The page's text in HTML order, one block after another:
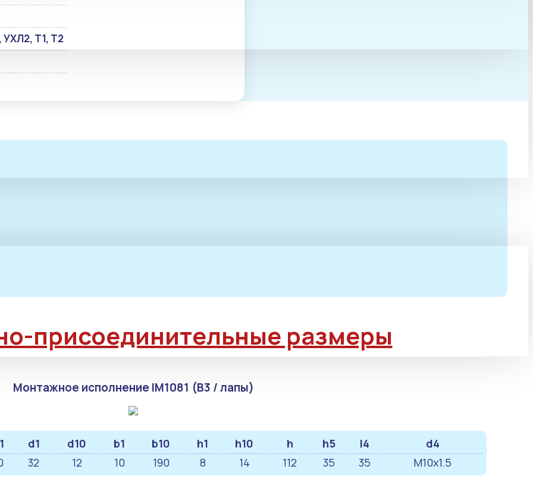
УХЛ2, Т1, Т2
присоединительные размеры
Монтажное исполнение IM1081 (B3 / лапы)
d1 d10 b1 b10 h1 h10 h h5 l4
d4
32 12 10 190 8 14 112 35 35 M10x1.5